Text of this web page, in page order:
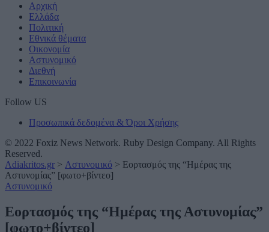
Αρχική
Ελλάδα
Πολιτική
Εθνικά θέματα
Οικονομία
Αστυνομικό
Διεθνή
Επικοινωνία
Follow US
Προσωπικά δεδομένα & Όροι Χρήσης
© 2022 Foxiz News Network. Ruby Design Company. All Rights
Reserved.
Adiakritos.gr > Αστυνομικό > Εορτασμός της “Ημέρας της
Αστυνομίας” [φωτο+βίντεο]
Αστυνομικό
Εορτασμός της “Ημέρας της Αστυνομίας”
[φωτο+βίντεο]